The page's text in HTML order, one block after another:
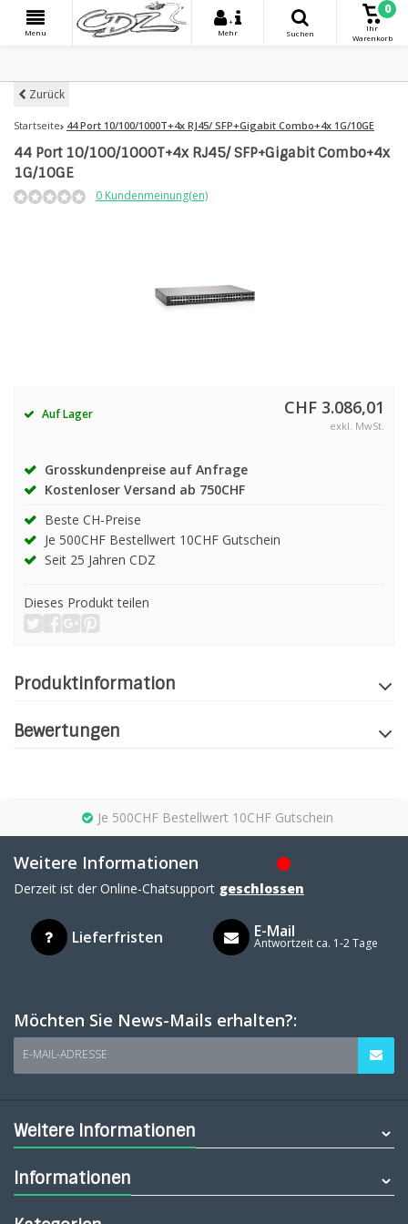
Menu
+
Mehr
Suchen
0
Ihr
Warenkorb
Zurück
Startseite 44 Port 10/100/1000T+4x RJ45/ SFP+Gigabit Combo+4x 1G/10GE
44 Port 10/100/1000T+4x RJ45/ SFP+Gigabit Combo+4x
1G/10GE
0 Kundenmeinung(en)
Auf Lager CHF 3.086,01
exkl. MwSt.
Grosskundenpreise auf Anfrage
Kostenloser Versand ab 750CHF
Beste CH-Preise
Je 500CHF Bestellwert 10CHF Gutschein
Seit 25 Jahren CDZ
Dieses Produkt teilen
Produktinformation
Bewertungen
Je 500CHF Bestellwert 10CHF Gutschein
Weitere Informationen
Derzeit ist der Online-Chatsupport geschlossen
Lieferfristen E-Mail
Antwortzeit ca. 1-2 Tage
Möchten Sie News-Mails erhalten?:
E-MAIL-ADRESSE
Weitere Informationen
Informationen